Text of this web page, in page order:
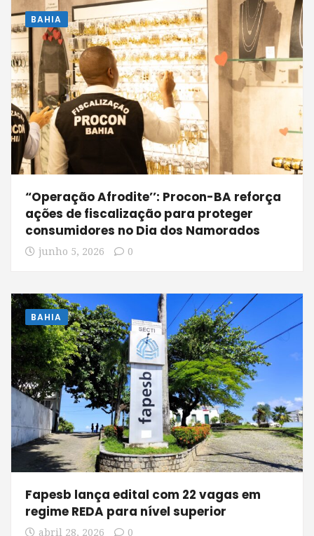
BAHIA
“Operação Afrodite’’: Procon-BA reforça
ações de fiscalização para proteger
consumidores no Dia dos Namorados
junho 5, 2026 0
BAHIA
Fapesb lança edital com 22 vagas em
regime REDA para nível superior
abril 28, 2026 0